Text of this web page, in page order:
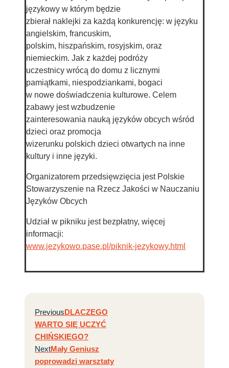
językowy w którym będzie
zbierał naklejki za każdą konkurencję: w języku
angielskim, francuskim,
polskim, hiszpańskim, rosyjskim, oraz
niemieckim. Jak z każdej podróży
uczestnicy wrócą do domu z licznymi
pamiątkami, niespodziankami, bogaci
w nowe doświadczenia kulturowe. Celem
zabawy jest wzbudzenie
zainteresowania nauką języków obcych wśród
dzieci oraz promocja
wizerunku polskich dzieci otwartych na inne
kultury i inne języki.
Organizatorem przedsięwzięcia jest Polskie
Stowarzyszenie na Rzecz Jakości w Nauczaniu
Języków Obcych
Udział w pikniku jest bezpłatny, więcej
informacji:
www.jezykowo.pase.pl/piknik-jezykowy.html
PreviousDLACZEGO
WARTO SIĘ UCZYĆ
CHIŃSKIEGO?
NextMały Geniusz
poprowadzi warsztaty